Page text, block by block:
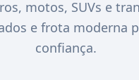
motos, SUVs e
e frota moderna
confiança.